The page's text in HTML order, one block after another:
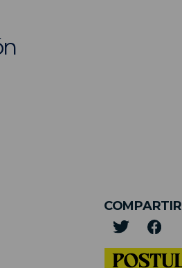
COMPARTIR